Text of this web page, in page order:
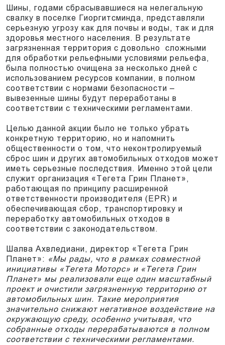
Шины, годами сбрасывавшиеся на нелегальную
свалку в поселке Гиоргитсминда, представляли
серьезную угрозу как для почвы и воды, так и для
здоровья местного населения. В результате
загрязненная территория с довольно сложными
для обработки рельефными условиями рельефа,
была полностью очищена за несколько дней с
использованием ресурсов компании, в полном
соответствии с нормами безопасности –
вывезенные шины будут переработаны в
соответствии с техническими регламентами.
Целью данной акции было не только убрать
конкретную территорию, но и напомнить
общественности о том, что неконтролируемый
сброс шин и других автомобильных отходов может
иметь серьезные последствия. Именно этой цели
служит организация «Тегета Грин Планет»,
работающая по принципу расширенной
ответственности производителя (EPR) и
обеспечивающая сбор, транспортировку и
переработку автомобильных отходов в
соответствии с законодательством.
Шалва Ахвледиани, директор «Тегета Грин
Планет»: «Мы рады, что в рамках совместной
инициативы «Tегета Моторс» и «Тегета Грин
Планет» мы реализовали еще один масштабный
проект и очистили загрязненную территорию от
автомобильных шин. Такие мероприятия
значительно снижают негативное воздействие на
окружающую среду, особенно учитывая, что
собранные отходы перерабатываются в полном
соответствии с техническими регламентами.